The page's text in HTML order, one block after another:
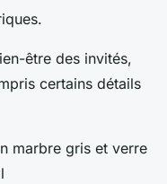
être des invités,
certains détails
marbre gris et verre